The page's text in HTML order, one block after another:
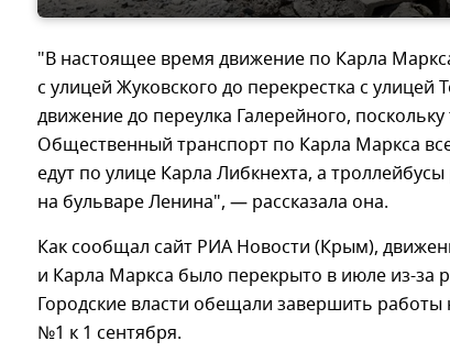
"В настоящее время движение по Карла
с улицей Жуковского до перекрестка с улицей
движение до переулка Галерейного,
Общественный транспорт по Карла Маркса
едут по улице Карла Либкнехта, а
на бульваре Ленина", — рассказала она.
Как сообщал сайт РИА Новости (Крым),
и Карла Маркса было перекрыто в июле из-за
Городские власти обещали завершить работы
№1 к 1 сентября.